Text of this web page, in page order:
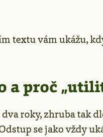
textu vám ukážu,
a proč
roky, zhruba tak
se jako vždy